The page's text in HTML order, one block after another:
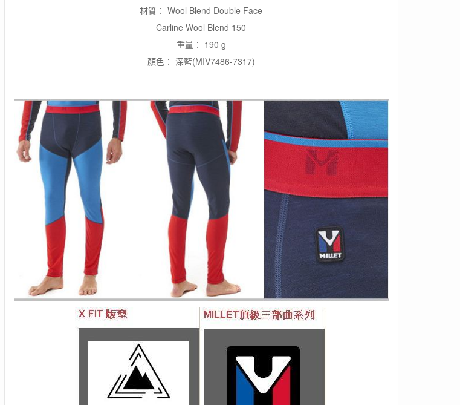
材質： Wool Blend Double Face
Carline Wool Blend 150
重量： 190 g
顏色： 深藍(MIV7486-7317)